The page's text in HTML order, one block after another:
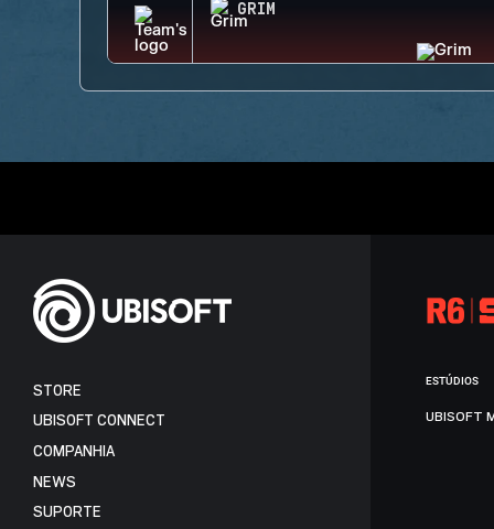
GRIM
STORE
UBISOFT CONNECT
COMPANHIA
NEWS
SUPORTE
ESTÚDIOS
UBISOFT